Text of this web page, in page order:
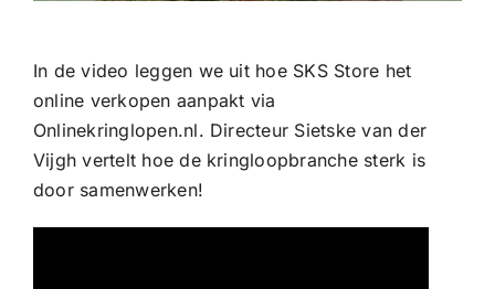
In de video leggen we uit hoe SKS Store het
online verkopen aanpakt via
Onlinekringlopen.nl. Directeur Sietske van der
Vijgh vertelt hoe de kringloopbranche sterk is
door samenwerken!